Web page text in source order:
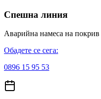
Спешна линия
Аварийна намеса на покрив
Обадете се сега:
0896 15 95 53